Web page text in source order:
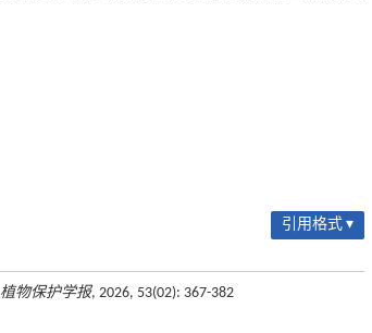
引用格式 ▾
植物保护学报, 2026, 53(02): 367-382